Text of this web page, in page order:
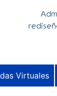
Virtuales